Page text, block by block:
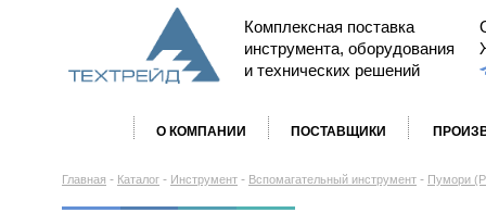
Комплексная поставка
инструмента, оборудования
и технических решений
О КОМПАНИИ ПОСТАВЩИКИ
Главная - Каталог - Инструмент - Вспомагательный инструмент - Пумори